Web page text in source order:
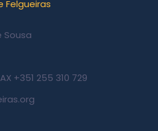
Sousa
+351 255 310 729